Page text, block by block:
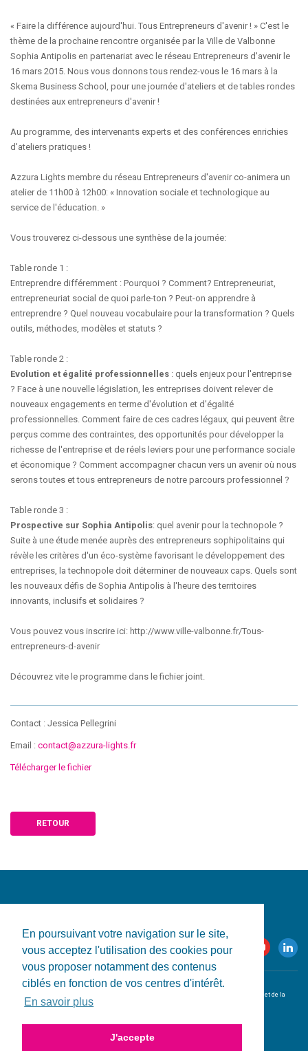
En poursuivant votre navigation sur le site,
vous acceptez l'utilisation des cookies pour
vous proposer notamment des contenus
ciblés en fonction de vos centres d'intérêt.
En savoir plus
J'accepte
« Faire la différence aujourd'hui. Tous Entrepreneurs d'avenir ! » C'est le
thème de la prochaine rencontre organisée par la Ville de Valbonne
Sophia Antipolis en partenariat avec le réseau Entrepreneurs d'avenir le
16 mars 2015. Nous vous donnons tous rendez-vous le 16 mars à la
Skema Business School, pour une journée d'ateliers et de tables rondes
destinées aux entrepreneurs d'avenir !
Au programme, des intervenants experts et des conférences enrichies
d'ateliers pratiques !
Azzura Lights membre du réseau Entrepreneurs d'avenir co-animera un
atelier de 11h00 à 12h00: « Innovation sociale et technologique au
service de l'éducation. »
Vous trouverez ci-dessous une synthèse de la journée:
Table ronde 1 :
Entreprendre différemment : Pourquoi ? Comment? Entrepreneuriat,
entrepreneuriat social de quoi parle-ton ? Peut-on apprendre à
entreprendre ? Quel nouveau vocabulaire pour la transformation ? Quels
outils, méthodes, modèles et statuts ?
Table ronde 2 :
Evolution et égalité professionnelles : quels enjeux pour l'entreprise
? Face à une nouvelle législation, les entreprises doivent relever de
nouveaux engagements en terme d'évolution et d'égalité
professionnelles. Comment faire de ces cadres légaux, qui peuvent être
perçus comme des contraintes, des opportunités pour développer la
richesse de l'entreprise et de réels leviers pour une performance sociale
et économique ? Comment accompagner chacun vers un avenir où nous
serons toutes et tous entrepreneurs de notre parcours professionnel ?
Table ronde 3 :
Prospective sur Sophia Antipolis: quel avenir pour la technopole ?
Suite à une étude menée auprès des entrepreneurs sophipolitains qui
révèle les critères d'un éco-système favorisant le développement des
entreprises, la technopole doit déterminer de nouveaux caps. Quels sont
les nouveaux défis de Sophia Antipolis à l'heure des territoires
innovants, inclusifs et solidaires ?
Vous pouvez vous inscrire ici: http://www.ville-valbonne.fr/Tous-
entrepreneurs-d-avenir
Découvrez vite le programme dans le fichier joint.
Contact : Jessica Pellegrini
Email : contact@azzura-lights.fr
Télécharger le fichier
RETOUR
© 2026 CRESS-PACA. Tous droits réservés.
conditions d'utilisation et de la